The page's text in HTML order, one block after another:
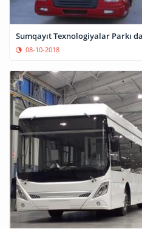
Sumqayıt Texnologiyalar Parkı
08-10-2018